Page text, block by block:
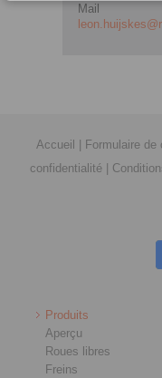
Mail
Accueil | Formulaire de
confidentialité |
Produits
Aperçu
Roues libres
Freins